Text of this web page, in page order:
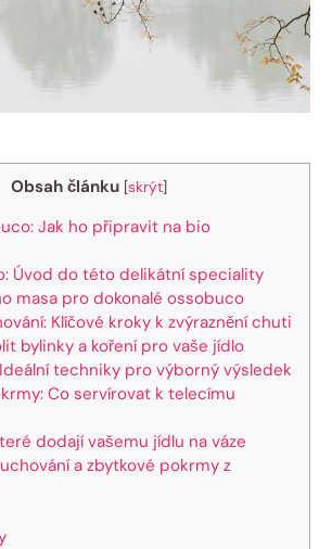
Obsah článku [skrýt]
Jak ho připravit na bio
Úvod do této delikátní speciality
masa pro dokonalé ossobuco
Klíčové kroky k zvýraznění chuti
bylinky a koření pro vaše jídlo
Ideální techniky pro výborný výsledek
Co servírovat k telecímu
dodají vašemu jídlu na váze
a zbytkové pokrmy z